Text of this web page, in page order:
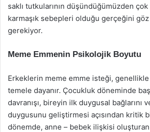
saklı tutkularının düşündüğümüzden
karmaşık sebepleri olduğu gerçeğini
gerekiyor.
Meme Emmenin Psikolojik Boyutu
Erkeklerin meme emme isteği,
temele dayanır. Çocukluk döneminde
davranışı, bireyin ilk duygusal bağlarını
duygusunu geliştirmesi açısından kritik
dönemde, anne – bebek ilişkisi